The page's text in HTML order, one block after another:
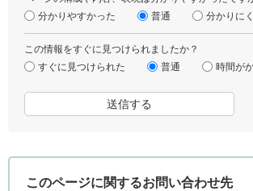
分かりやすかった
普通 分かりに
この情報をすぐに見つけられましたか？
すぐに見つけられた
普通 時間が
このページに関するお問い合わせ先